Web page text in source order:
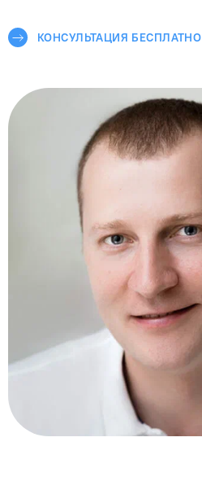
КОНСУЛЬТАЦИЯ БЕСПЛАТНО